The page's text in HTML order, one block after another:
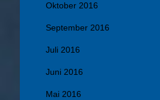
Oktober 2016
September 2016
Juli 2016
Juni 2016
Mai 2016